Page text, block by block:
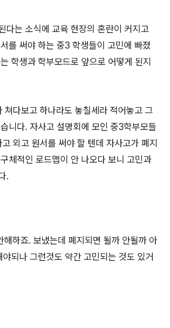
다는 소식에 교육 현장의 혼란이 커지고
를 써야 하는 중3 학생들이 고민에 빠졌
학생과 학부모드로 앞으로 어떻게 된지
다보고 하나라도 놓칠세라 적어놓고 그
니다. 자사고 설명회에 모인 중3학부모들
외고 원서를 써야 할 텐데 자사고가 폐지
체적인 로드맵이 안 나오다 보니 고민과
.
하죠. 보냈는데 폐지되면 될까 안될까 아
되나 그런것도 약간 고민되는 것도 있거